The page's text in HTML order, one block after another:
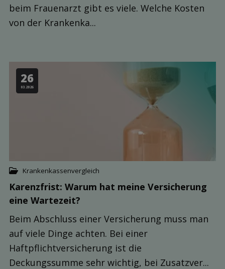
beim Frauenarzt gibt es viele. Welche Kosten
von der Krankenka...
26
03.2026
Krankenkassenvergleich
Karenzfrist: Warum hat meine Ver­sicherung
eine Warte­zeit?
Beim Abschluss einer Versicherung muss man
auf viele Dinge achten. Bei einer
Haftpflichtversicherung ist die
Deckungssumme sehr wichtig, bei Zusatzver...